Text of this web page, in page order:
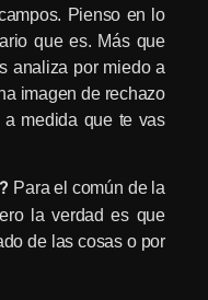
Pienso en lo
que es. Más que
analiza por miedo a
imagen de rechazo
medida que te vas
Para el común de la
la verdad es que
de las cosas o por